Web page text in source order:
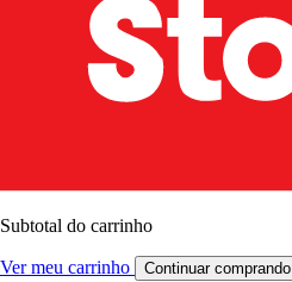
Subtotal do carrinho
Ver meu carrinho Continuar comprando